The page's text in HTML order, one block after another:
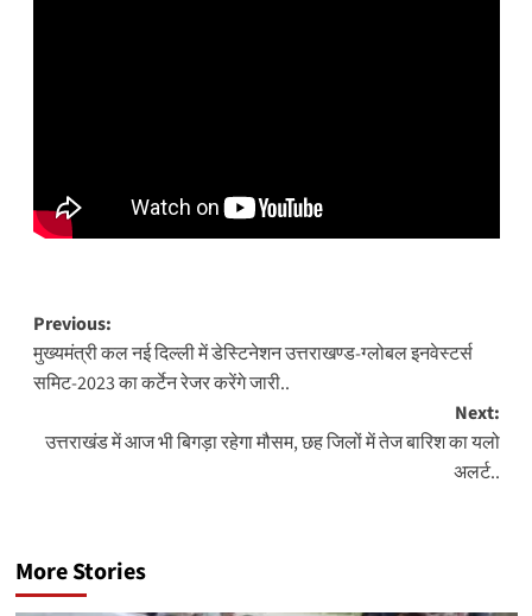
Post
navigation
Previous:
मुख्यमंत्री कल नई दिल्ली में डेस्टिनेशन उत्तराखण्ड-ग्लोबल इनवेस्टर्स
समिट-2023 का कर्टेन रेजर करेंगे जारी..
Next:
उत्तराखंड में आज भी बिगड़ा रहेगा मौसम, छह जिलों में तेज बारिश का यलो
अलर्ट..
More Stories